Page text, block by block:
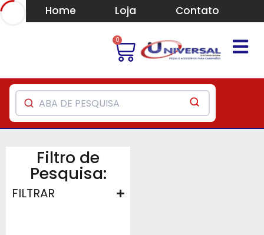
Home Loja Contato
0
Filtro de
Pesquisa:
FILTRAR